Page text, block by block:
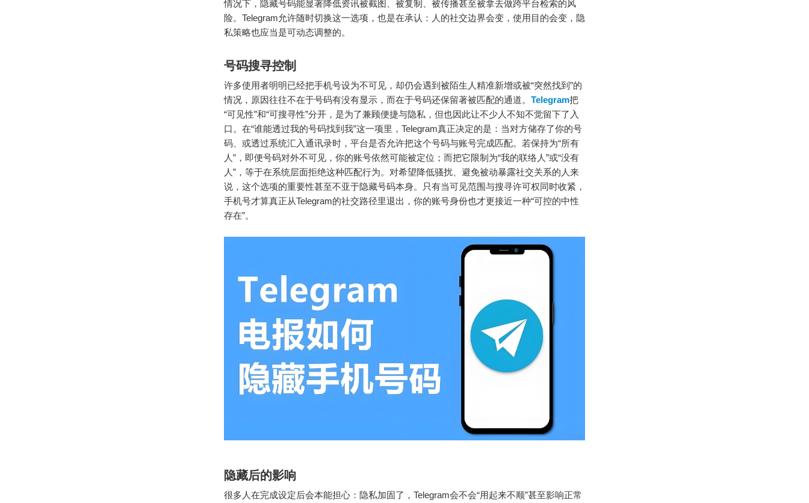
情况下，隐藏号码能显著降低资讯被截图、被复制、被传播甚至被拿去做跨平台检索的风
险。Telegram允许随时切换这一选项，也是在承认：人的社交边界会变，使用目的会变，隐
私策略也应当是可动态调整的。
号码搜寻控制
许多使用者明明已经把手机号设为不可见，却仍会遇到被陌生人精准新增或被“突然找到”的
情况，原因往往不在于号码有没有显示，而在于号码还保留著被匹配的通道。 Telegram把
“可见性”和“可搜寻性”分开，是为了兼顾便捷与隐私，但也因此让不少人不知不觉留下了入
口。在“谁能透过我的号码找到我”这一项里，Telegram真正决定的是：当对方储存了你的号
码、或透过系统汇入通讯录时，平台是否允许把这个号码与账号完成匹配。若保持为“所有
人”，即便号码对外不可见，你的账号依然可能被定位；而把它限制为“我的联络人”或“没有
人”，等于在系统层面拒绝这种匹配行为。对希望降低骚扰、避免被动暴露社交关系的人来
说，这个选项的重要性甚至不亚于隐藏号码本身。只有当可见范围与搜寻许可权同时收紧，
手机号才算真正从Telegram的社交路径里退出，你的账号身份也才更接近一种“可控的中性
存在”。
隐藏后的影响
很多人在完成设定后会本能担心：隐私加固了，Telegram会不会“用起来不顺”甚至影响正常